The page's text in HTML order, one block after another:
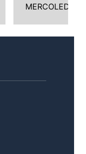
MERCOLEDÌ